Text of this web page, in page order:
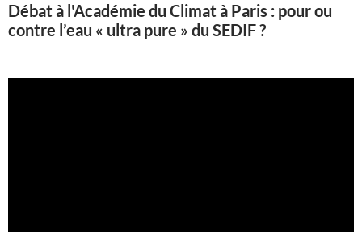
Débat à l'Académie du Climat à Paris : pour ou
contre l’eau « ultra pure » du SEDIF ?